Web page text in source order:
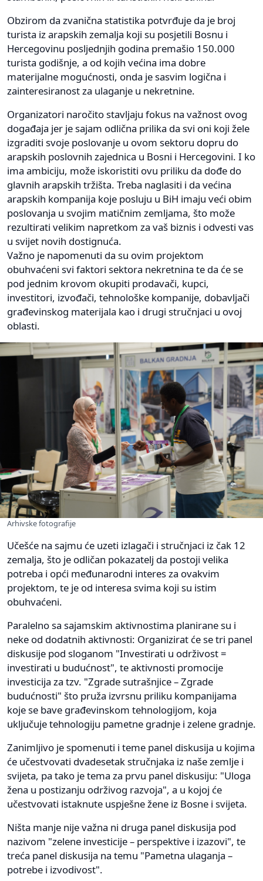
Obzirom da zvanična statistika potvrđuje da je broj
turista iz arapskih zemalja koji su posjetili Bosnu i
Hercegovinu posljednjih godina premašio 150.000
turista godišnje, a od kojih većina ima dobre
materijalne mogućnosti, onda je sasvim logična i
zainteresiranost za ulaganje u nekretnine.
Organizatori naročito stavljaju fokus na važnost ovog
događaja jer je sajam odlična prilika da svi oni koji žele
izgraditi svoje poslovanje u ovom sektoru dopru do
arapskih poslovnih zajednica u Bosni i Hercegovini. I ko
ima ambiciju, može iskoristiti ovu priliku da dođe do
glavnih arapskih tržišta. Treba naglasiti i da većina
arapskih kompanija koje posluju u BiH imaju veći obim
poslovanja u svojim matičnim zemljama, što može
rezultirati velikim napretkom za vaš biznis i odvesti vas
u svijet novih dostignuća.
Važno je napomenuti da su ovim projektom
obuhvaćeni svi faktori sektora nekretnina te da će se
pod jednim krovom okupiti prodavači, kupci,
investitori, izvođači, tehnološke kompanije, dobavljači
građevinskog materijala kao i drugi stručnjaci u ovoj
oblasti.
Arhivske fotografije
Učešće na sajmu će uzeti izlagači i stručnjaci iz čak 12
zemalja, što je odličan pokazatelj da postoji velika
potreba i opći međunarodni interes za ovakvim
projektom, te je od interesa svima koji su istim
obuhvaćeni.
Paralelno sa sajamskim aktivnostima planirane su i
neke od dodatnih aktivnosti: Organizirat će se tri panel
diskusije pod sloganom "Investirati u održivost =
investirati u budućnost", te aktivnosti promocije
investicija za tzv. "Zgrade sutrašnjice – Zgrade
budućnosti" što pruža izvrsnu priliku kompanijama
koje se bave građevinskom tehnologijom, koja
uključuje tehnologiju pametne gradnje i zelene gradnje.
Zanimljivo je spomenuti i teme panel diskusija u kojima
će učestvovati dvadesetak stručnjaka iz naše zemlje i
svijeta, pa tako je tema za prvu panel diskusiju: "Uloga
žena u postizanju održivog razvoja", a u kojoj će
učestvovati istaknute uspješne žene iz Bosne i svijeta.
Ništa manje nije važna ni druga panel diskusija pod
nazivom "zelene investicije – perspektive i izazovi", te
treća panel diskusija na temu "Pametna ulaganja –
potrebe i izvodivost".